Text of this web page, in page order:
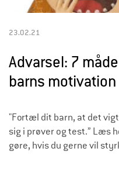
23.02.21
Advarsel: 7
barns motivation
"Fortæl dit barn, at det
sig i prøver og test.” Læs
gøre, hvis du gerne vil